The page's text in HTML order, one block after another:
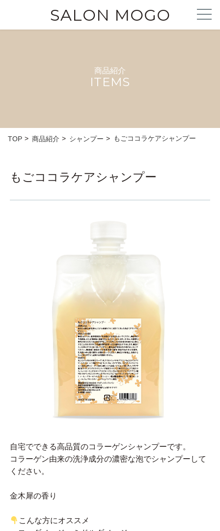
SALON MOGO
商品紹介
ITEMS
TOP 商品紹介 シャンプー もごココラケアシャンプー
もごココラケアシャンプー
自宅でできる高品質のコラーゲンシャンプーです。
コラーゲン由来の洗浄成分の濃密な泡でシャンプーして
ください。
金木犀の香り
こんな方にオススメ